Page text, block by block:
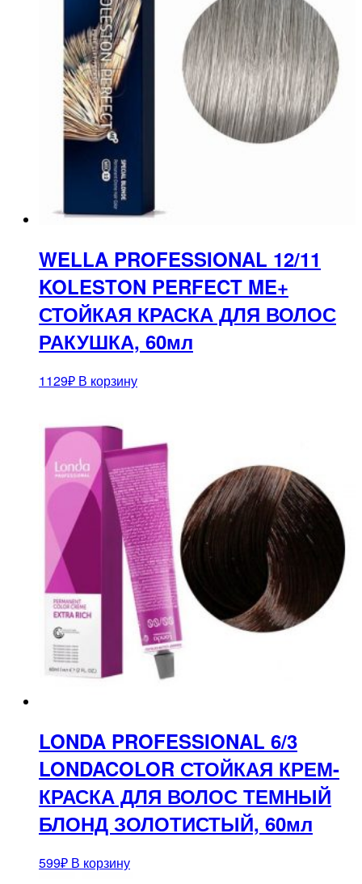
WELLA PROFESSIONAL 12/11
KOLESTON PERFECT ME+
СТОЙКАЯ КРАСКА ДЛЯ ВОЛОС
РАКУШКА, 60мл
1129₽ В корзину
LONDA PROFESSIONAL 6/3
LONDACOLOR СТОЙКАЯ КРЕМ-
КРАСКА ДЛЯ ВОЛОС ТЕМНЫЙ
БЛОНД ЗОЛОТИСТЫЙ, 60мл
599₽ В корзину